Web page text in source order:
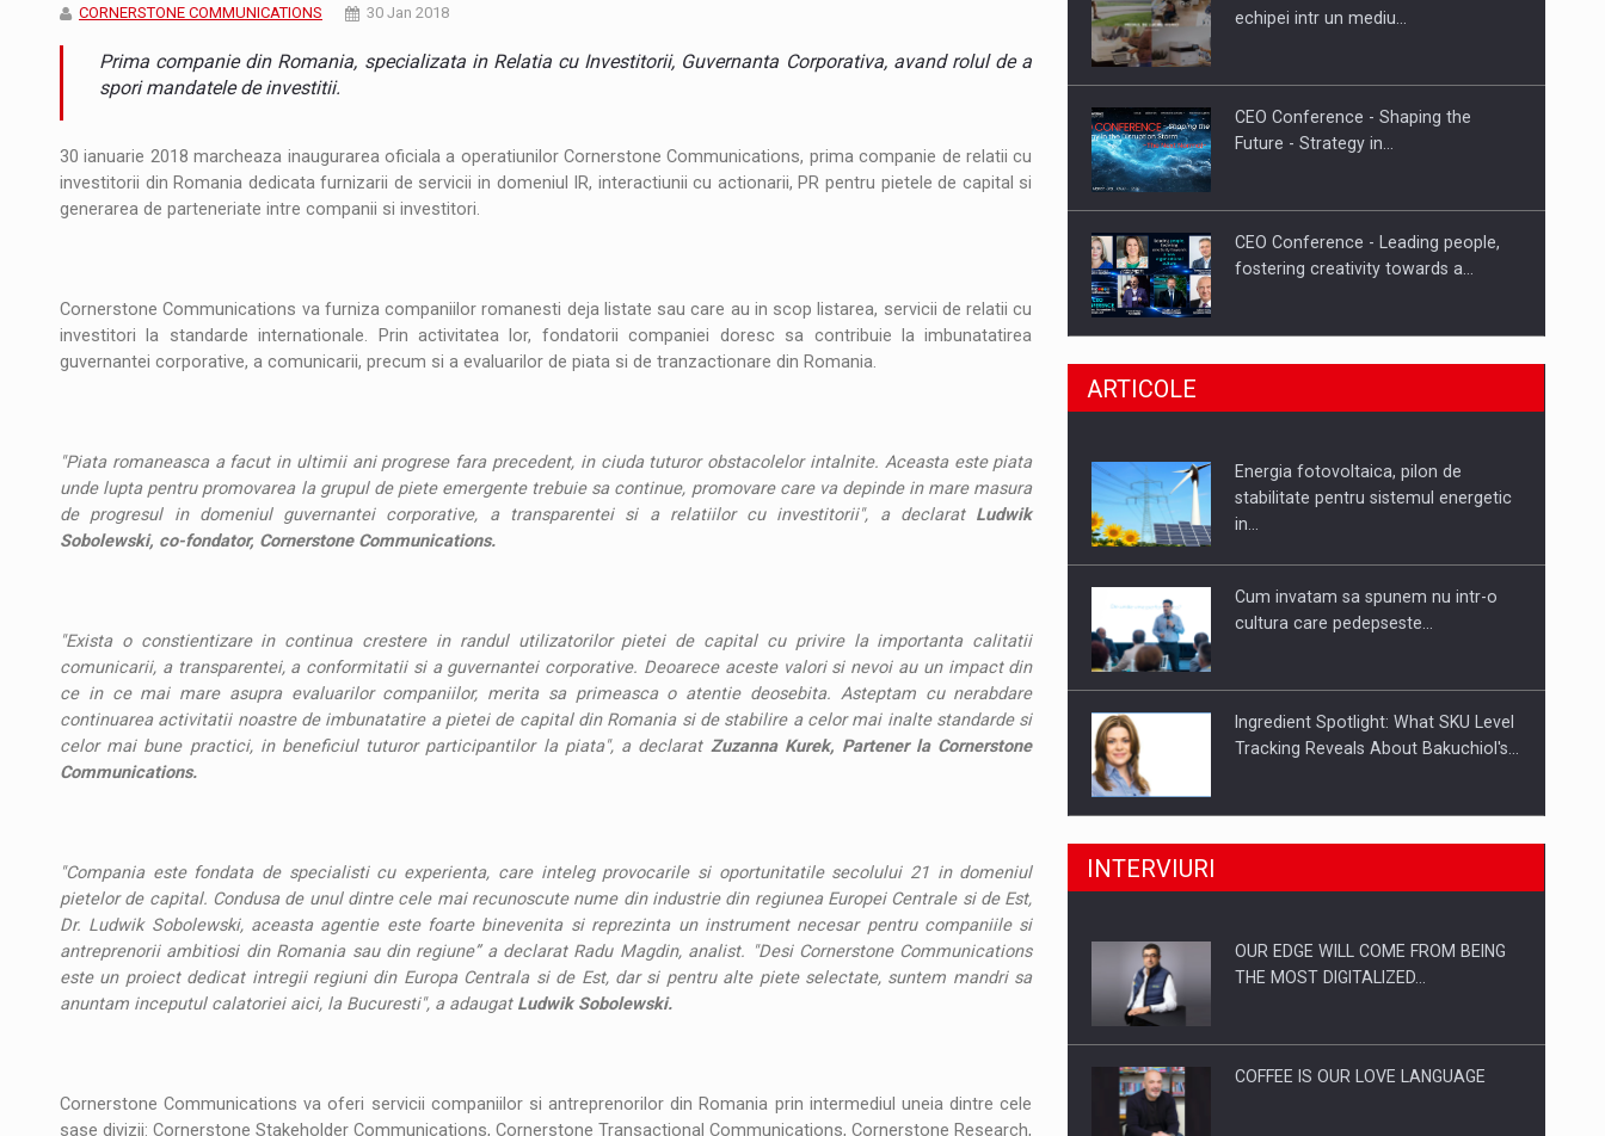
STIRI Noul Mercedes-Benz VLE este acum disponibil pentru comanda intr-o gama extinsa de variante atragatoare
STIRI JAECOO 5 SHS-H a ajuns in Romania
CORNERSTONE COMMUNICATIONS 30 Jan 2018
Prima companie din Romania, specializata in Relatia cu Investitorii, Guvernanta Corporativa, avand rolul de a
spori mandatele de investitii.
30 ianuarie 2018 marcheaza inaugurarea oficiala a operatiunilor Cornerstone Communications, prima companie de relatii cu
investitorii din Romania dedicata furnizarii de servicii in domeniul IR, interactiunii cu actionarii, PR pentru pietele de capital si
generarea de parteneriate intre companii si investitori.
Cornerstone Communications va furniza companiilor romanesti deja listate sau care au in scop listarea, servicii de relatii cu
investitori la standarde internationale. Prin activitatea lor, fondatorii companiei doresc sa contribuie la imbunatatirea
guvernantei corporative, a comunicarii, precum si a evaluarilor de piata si de tranzactionare din Romania.
"Piata romaneasca a facut in ultimii ani progrese fara precedent, in ciuda tuturor obstacolelor intalnite. Aceasta este piata
unde lupta pentru promovarea la grupul de piete emergente trebuie sa continue, promovare care va depinde in mare masura
de progresul in domeniul guvernantei corporative, a transparentei si a relatiilor cu investitorii", a declarat Ludwik
Sobolewski, co-fondator, Cornerstone Communications.
"Exista o constientizare in continua crestere in randul utilizatorilor pietei de capital cu privire la importanta calitatii
comunicarii, a transparentei, a conformitatii si a guvernantei corporative. Deoarece aceste valori si nevoi au un impact din
ce in ce mai mare asupra evaluarilor companiilor, merita sa primeasca o atentie deosebita. Asteptam cu nerabdare
continuarea activitatii noastre de imbunatatire a pietei de capital din Romania si de stabilire a celor mai inalte standarde si
celor mai bune practici, in beneficiul tuturor participantilor la piata", a declarat Zuzanna Kurek, Partener la Cornerstone
Communications.
"Compania este fondata de specialisti cu experienta, care inteleg provocarile si oportunitatile secolului 21 in domeniul
pietelor de capital. Condusa de unul dintre cele mai recunoscute nume din industrie din regiunea Europei Centrale si de Est,
Dr. Ludwik Sobolewski, aceasta agentie este foarte binevenita si reprezinta un instrument necesar pentru companiile si
antreprenorii ambitiosi din Romania sau din regiune” a declarat Radu Magdin, analist. "Desi Cornerstone Communications
este un proiect dedicat intregii regiuni din Europa Centrala si de Est, dar si pentru alte piete selectate, suntem mandri sa
anuntam inceputul calatoriei aici, la Bucuresti", a adaugat Ludwik Sobolewski.
Cornerstone Communications va oferi servicii companiilor si antreprenorilor din Romania prin intermediul uneia dintre cele
sase divizii: Cornerstone Stakeholder Communications, Cornerstone Transactional Communications, Cornerstone Research,
Hard Enduro Piatra Craiului 2026,
echipei intr un mediu…
CEO Conference - Shaping the
Future - Strategy in…
CEO Conference - Leading people,
fostering creativity towards a…
CEO Conference - Shaping The
Webinar - Business Evolution-
RETHINK STRATEGY-Finantare
ARTICOLE
Energia fotovoltaica, pilon de
stabilitate pentru sistemul energetic
in…
Cum invatam sa spunem nu intr-o
cultura care pedepseste…
Ingredient Spotlight: What SKU Level
Tracking Reveals About Bakuchiol's…
Producatorii si comerciantii care nu
Proteinmaxxing and the Future of
INTERVIURI
OUR EDGE WILL COME FROM BEING
THE MOST DIGITALIZED…
COFFEE IS OUR LOVE LANGUAGE